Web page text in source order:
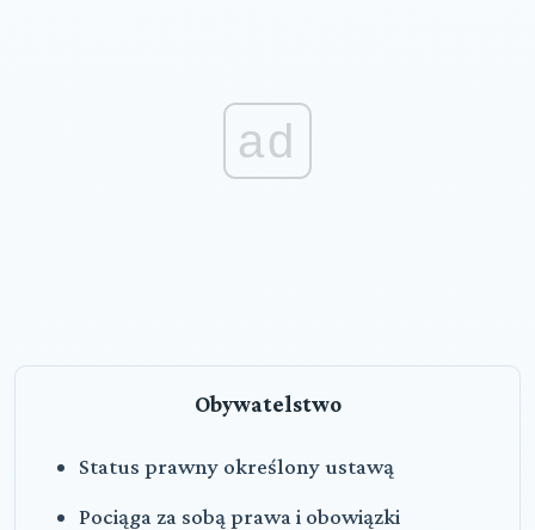
ad
Obywatelstwo
Status prawny określony ustawą
Pociąga za sobą prawa i obowiązki